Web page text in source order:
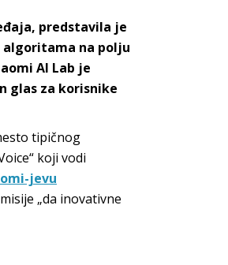
predstavila je
na polju
AI Lab je
glas za korisnike
tipičnog
koji vodi
jevu
„da inovativne